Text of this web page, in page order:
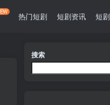
热门短剧 短剧资讯 短
搜索